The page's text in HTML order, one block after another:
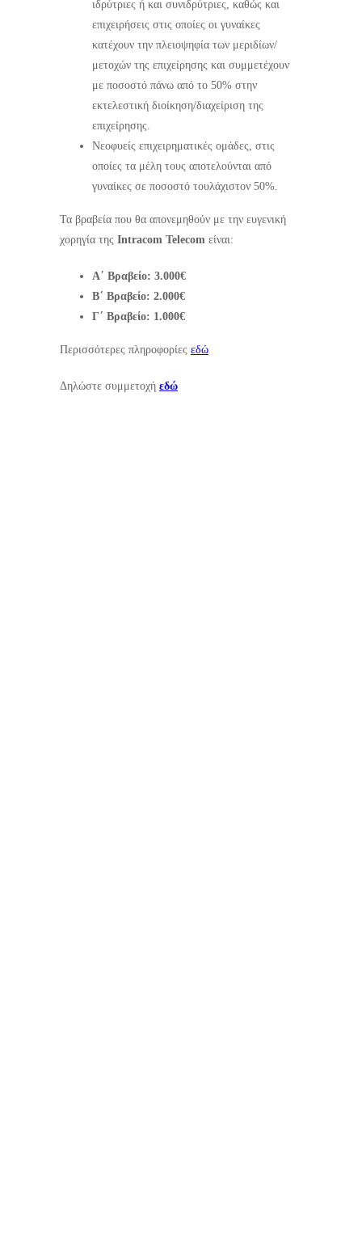
ιδρύτριες ή και συνιδρύτριες, καθώς και
επιχειρήσεις στις οποίες οι γυναίκες
κατέχουν την πλειοψηφία των μεριδίων/
μετοχών της επιχείρησης και συμμετέχουν
με ποσοστό πάνω από το 50% στην
εκτελεστική διοίκηση/διαχείριση της
επιχείρησης.
Νεοφυείς επιχειρηματικές ομάδες, στις
οποίες τα μέλη τους αποτελούνται από
γυναίκες σε ποσοστό τουλάχιστον 50%.
Τα βραβεία που θα απονεμηθούν με την ευγενική
χορηγία της Intracom Telecom είναι:
Α΄ Βραβείο: 3.000€
Β΄ Βραβείο: 2.000€
Γ΄ Βραβείο: 1.000€
Περισσότερες πληροφορίες εδώ
Δηλώστε συμμετοχή εδώ